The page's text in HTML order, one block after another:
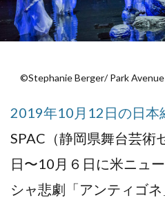
©️Stephanie Berger/ Park
2019年10月12日の日本
SPAC（静岡県舞台芸術
日〜10月６日に米ニュ
シャ悲劇「アンティゴネ